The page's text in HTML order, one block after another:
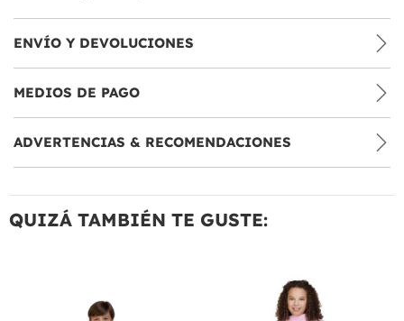
ENVÍO Y DEVOLUCIONES
MEDIOS DE PAGO
ADVERTENCIAS & RECOMENDACIONES
QUIZÁ TAMBIÉN TE GUSTE: